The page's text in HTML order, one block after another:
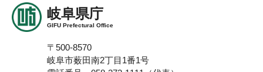
岐阜県庁
GIFU Prefectural Office
〒500-8570
岐阜市薮田南2丁目1番1号